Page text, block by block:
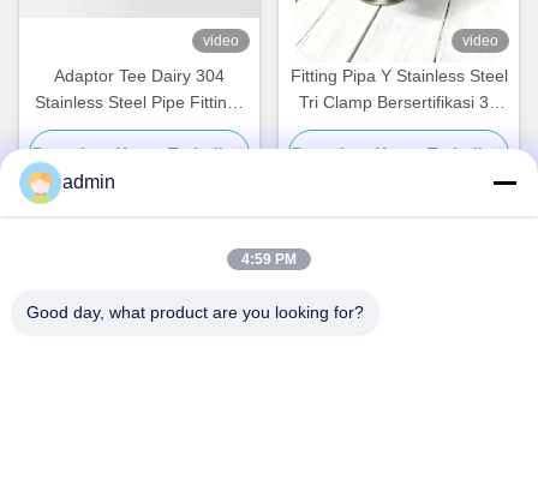
video
Adaptor Tee Dairy 304
Stainless Steel Pipe Fittings
Stainless Steel Weld Elbow
Dapatkan Harga Terbaik
video
Fitting Pipa Y Stainless Steel
Tri Clamp Bersertifikasi 3A
Ss 304
Dapatkan Harga Terbaik
admin
4:59 PM
Good day, what product are you looking for?